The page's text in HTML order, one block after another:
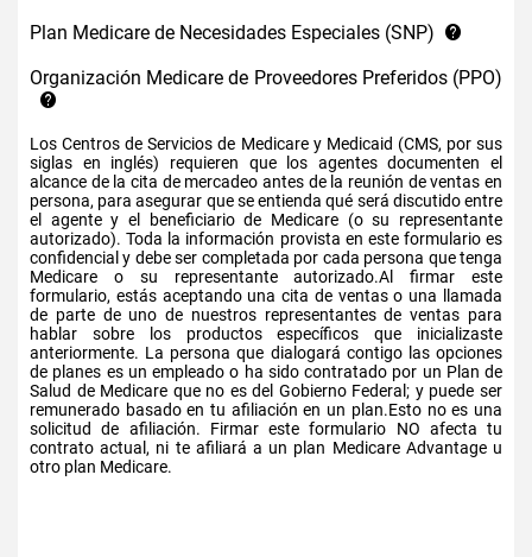
Plan Medicare de Necesidades Especiales (SNP)
Organización Medicare de Proveedores Preferidos (PPO)
Los Centros de Servicios de Medicare y Medicaid (CMS, por sus
siglas en inglés) requieren que los agentes documenten el
alcance de la cita de mercadeo antes de la reunión de ventas en
persona, para asegurar que se entienda qué será discutido entre
el agente y el beneficiario de Medicare (o su representante
autorizado). Toda la información provista en este formulario es
confidencial y debe ser completada por cada persona que tenga
Medicare o su representante autorizado.Al firmar este
formulario, estás aceptando una cita de ventas o una llamada
de parte de uno de nuestros representantes de ventas para
hablar sobre los productos específicos que inicializaste
anteriormente. La persona que dialogará contigo las opciones
de planes es un empleado o ha sido contratado por un Plan de
Salud de Medicare que no es del Gobierno Federal; y puede ser
remunerado basado en tu afiliación en un plan.Esto no es una
solicitud de afiliación. Firmar este formulario NO afecta tu
contrato actual, ni te afiliará a un plan Medicare Advantage u
otro plan Medicare.